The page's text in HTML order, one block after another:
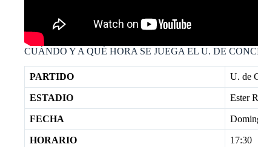
CUÁNDO Y A QUÉ HORA SE JUEGA EL U. DE
PARTIDO U. de
ESTADIO Ester
FECHA
HORARIO
17:30